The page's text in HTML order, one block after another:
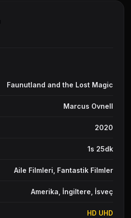
Faunutland and the Lost Magic
Marcus Ovnell
2020
1s 25dk
Aile Filmleri, Fantastik Filmler
Amerika, İngiltere, İsveç
HD UHD